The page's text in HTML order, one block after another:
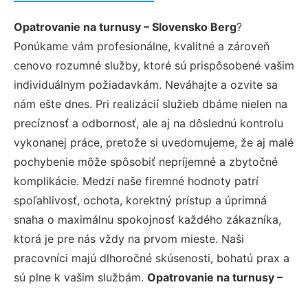
Opatrovanie na turnusy – Slovensko Berg?
Ponúkame vám profesionálne, kvalitné a zároveň
cenovo rozumné služby, ktoré sú prispôsobené vašim
individuálnym požiadavkám. Neváhajte a ozvite sa
nám ešte dnes. Pri realizácií služieb dbáme nielen na
precíznosť a odbornosť, ale aj na dôslednú kontrolu
vykonanej práce, pretože si uvedomujeme, že aj malé
pochybenie môže spôsobiť nepríjemné a zbytočné
komplikácie. Medzi naše firemné hodnoty patrí
spoľahlivosť, ochota, korektný prístup a úprimná
snaha o maximálnu spokojnosť každého zákazníka,
ktorá je pre nás vždy na prvom mieste. Naši
pracovníci majú dlhoročné skúsenosti, bohatú prax a
sú plne k vašim službám. Opatrovanie na turnusy –